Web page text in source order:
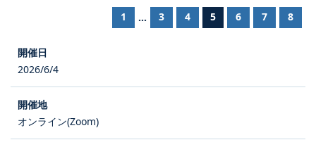
1 ... 3 4 5 6 7 8
2026/6/4
オンライン(Zoom)